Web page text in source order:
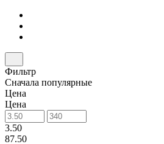
Фильтр
Сначала популярные
Цена
Цена
3.50
87.50